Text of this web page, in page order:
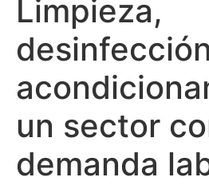
Limpieza,
un sector
demanda